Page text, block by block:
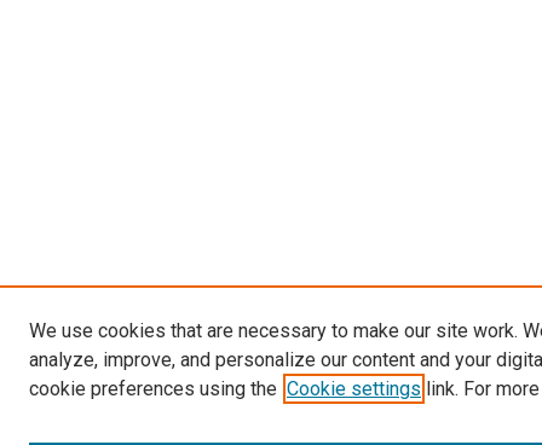
We use cookies that are necessary to make our site work.
analyze, improve, and personalize our content and your
cookie preferences using the Cookie settings link. For